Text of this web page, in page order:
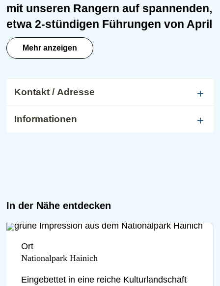
mit unseren Rangern auf spannenden,
etwa 2-stündigen Führungen von April
bis Oktober. Die kostenlosen Touren
sind für alle Altersgruppen geeignet,
Sie uralte Buchen, seltene Tiere und
die Natur und den Schutz des Waldes.
erleben und zur Ruhe zu kommen. Wir
freuen uns auf Sie!
Mehr anzeigen
Kontakt / Adresse
Informationen
In der Nähe entdecken
Ort
Nationalpark Hainich
Eingebettet in eine reiche Kulturlandschaft